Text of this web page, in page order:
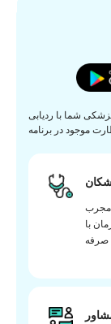
شما با ردیابی
مجرب
با
صرفه